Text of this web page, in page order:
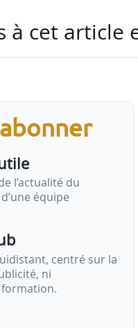
travaux de
pierre d’une
de lecture
à cet article
l’actualité du
équipe
centré sur la
ni